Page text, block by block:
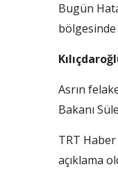
Bugün
Asrın
Bakanı
TRT Haber
açıklama